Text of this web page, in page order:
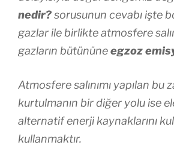
nedir?sorusunun cevabı işte
gazlar ile birlikte atmosfere
gazların bütününeegzoz
Atmosfere salınımı yapılan bu
kurtulmanın bir diğer yolu ise
alternatif enerji kaynaklarını
kullanmaktır.